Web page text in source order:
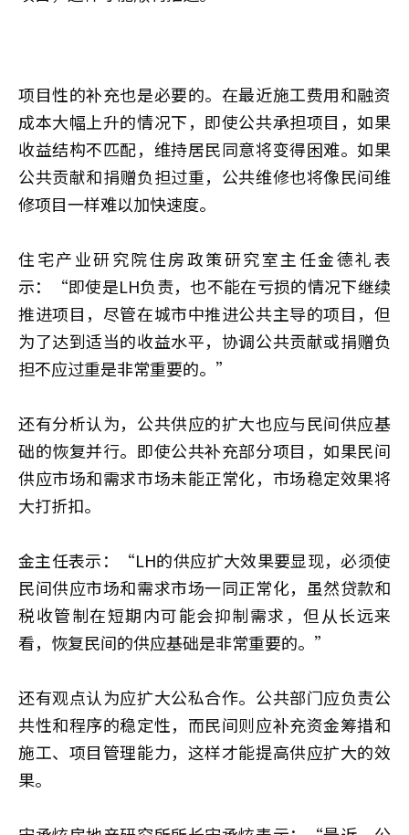
项目性的补充也是必要的。在最近施工费用和融资
成本大幅上升的情况下，即使公共承担项目，如果
收益结构不匹配，维持居民同意将变得困难。如果
公共贡献和捐赠负担过重，公共维修也将像民间维
修项目一样难以加快速度。
住宅产业研究院住房政策研究室主任金德礼表
示：“即使是LH负责，也不能在亏损的情况下继续
推进项目，尽管在城市中推进公共主导的项目，但
为了达到适当的收益水平，协调公共贡献或捐赠负
担不应过重是非常重要的。”
还有分析认为，公共供应的扩大也应与民间供应基
础的恢复并行。即使公共补充部分项目，如果民间
供应市场和需求市场未能正常化，市场稳定效果将
大打折扣。
金主任表示：“LH的供应扩大效果要显现，必须使
民间供应市场和需求市场一同正常化，虽然贷款和
税收管制在短期内可能会抑制需求，但从长远来
看，恢复民间的供应基础是非常重要的。”
还有观点认为应扩大公私合作。公共部门应负责公
共性和程序的稳定性，而民间则应补充资金筹措和
施工、项目管理能力，这样才能提高供应扩大的效
果。